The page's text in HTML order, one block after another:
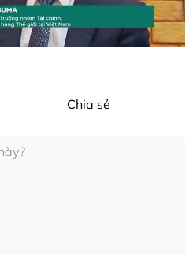
Chia sẻ